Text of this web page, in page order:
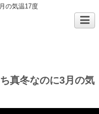
の気温17度
真冬なのに3月の気